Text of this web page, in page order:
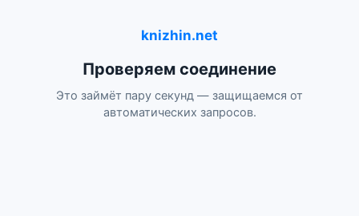
knizhin.net
Проверяем соединение
Это займёт пару секунд — защищаемся от
автоматических запросов.